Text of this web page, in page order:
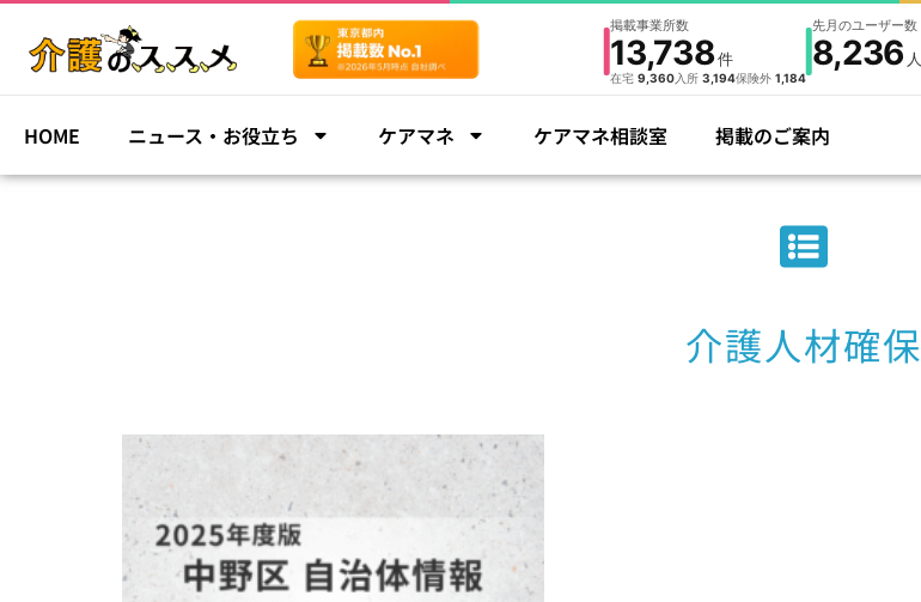
掲載事業所数
13,738件
在宅 9,360入所 3,194保険外 1,184
先月のユーザー数
8,236 人
HOME ニュース・お役立ち ケアマネ ケアマネ相談室 掲載のご案内
介護人材確保